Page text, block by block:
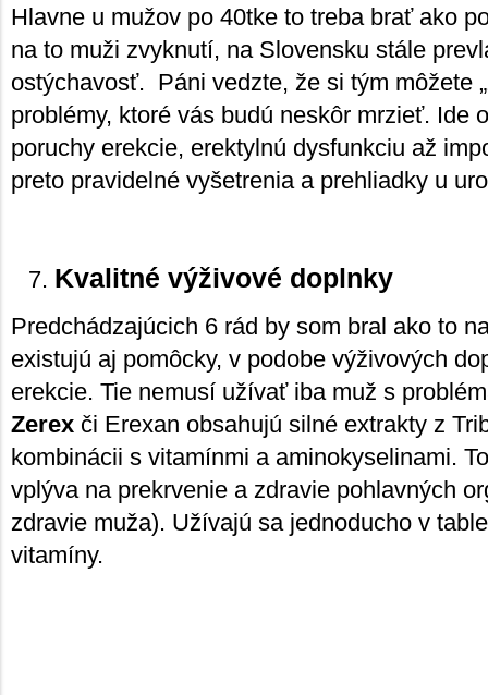
Hlavne u mužov po 40tke to treba brať ako
na to muži zvyknutí, na Slovensku stále
ostýchavosť. Páni vedzte, že si tým môžete
problémy, ktoré vás budú neskôr mrzieť. Ide
poruchy erekcie, erektylnú dysfunkciu až
preto pravidelné vyšetrenia a prehliadky u
Kvalitné výživové doplnky
Predchádzajúcich 6 rád by som bral ako to
existujú aj pomôcky, v podobe výživových
erekcie. Tie nemusí užívať iba muž s
Zerex či Erexan obsahujú silné extrakty z
kombinácii s vitamínmi a aminokyselinami.
vplýva na prekrvenie a zdravie pohlavných
zdravie muža). Užívajú sa jednoducho v
vitamíny.